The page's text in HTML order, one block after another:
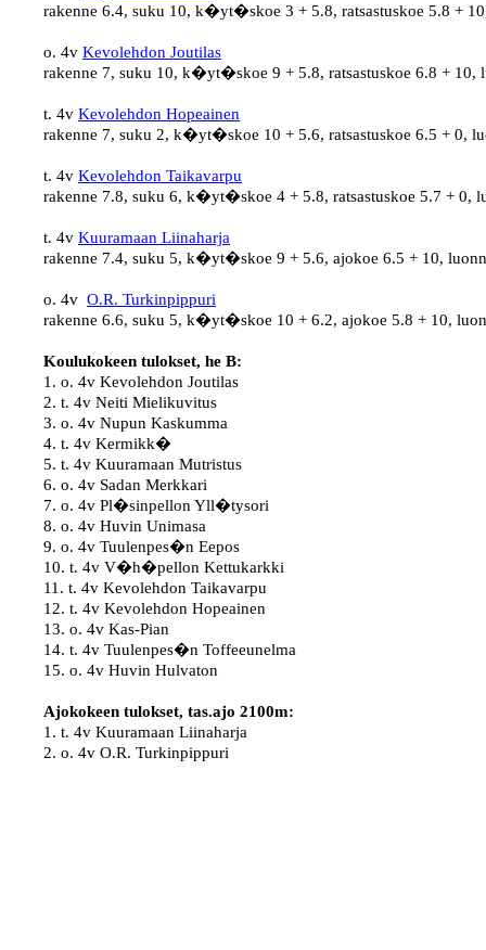
rakenne 6.4, suku 10, k�yt�skoe 3 + 5.8, ratsastuskoe 5.8 +
o. 4v Kevolehdon Joutilas
rakenne 7, suku 10, k�yt�skoe 9 + 5.8, ratsastuskoe 6.8 + 10,
t. 4v Kevolehdon Hopeainen
rakenne 7, suku 2, k�yt�skoe 10 + 5.6, ratsastuskoe 6.5 + 0,
t. 4v Kevolehdon Taikavarpu
rakenne 7.8, suku 6, k�yt�skoe 4 + 5.8, ratsastuskoe 5.7 + 0,
t. 4v Kuuramaan Liinaharja
rakenne 7.4, suku 5, k�yt�skoe 9 + 5.6, ajokoe 6.5 + 10,
o. 4v O.R. Turkinpippuri
rakenne 6.6, suku 5, k�yt�skoe 10 + 6.2, ajokoe 5.8 + 10,
Koulukokeen tulokset, he B:
1. o. 4v Kevolehdon Joutilas
2. t. 4v Neiti Mielikuvitus
3. o. 4v Nupun Kaskumma
4. t. 4v Kermikk�
5. t. 4v Kuuramaan Mutristus
6. o. 4v Sadan Merkkari
7. o. 4v Pl�sinpellon Yll�tysori
8. o. 4v Huvin Unimasa
9. o. 4v Tuulenpes�n Eepos
10. t. 4v V�h�pellon Kettukarkki
11. t. 4v Kevolehdon Taikavarpu
12. t. 4v Kevolehdon Hopeainen
13. o. 4v Kas-Pian
14. t. 4v Tuulenpes�n Toffeeunelma
15. o. 4v Huvin Hulvaton
Ajokokeen tulokset, tas.ajo 2100m:
1. t. 4v Kuuramaan Liinaharja
2. o. 4v O.R. Turkinpippuri